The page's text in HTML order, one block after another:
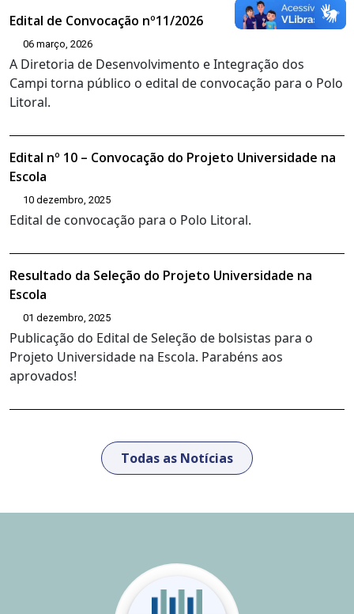
Edital de Convocação nº11/2026
06 março, 2026
A Diretoria de Desenvolvimento e Integração dos
Campi torna público o edital de convocação para o Polo
Litoral.
Edital nº 10 – Convocação do Projeto Universidade na
Escola
10 dezembro, 2025
Edital de convocação para o Polo Litoral.
Resultado da Seleção do Projeto Universidade na
Escola
01 dezembro, 2025
Publicação do Edital de Seleção de bolsistas para o
Projeto Universidade na Escola. Parabéns aos
aprovados!
Todas as Notícias